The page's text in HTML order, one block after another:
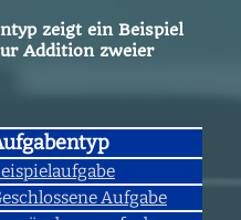
zeigt ein Beispiel
Addition zweier
Aufgabe